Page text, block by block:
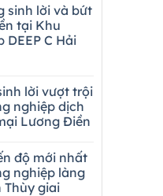
sinh lời và bứt
tại Khu
DEEP C Hải
lời vượt trội
nghiệp dịch
Lương Điền
độ mới nhất
nghiệp làng
Thùy giai